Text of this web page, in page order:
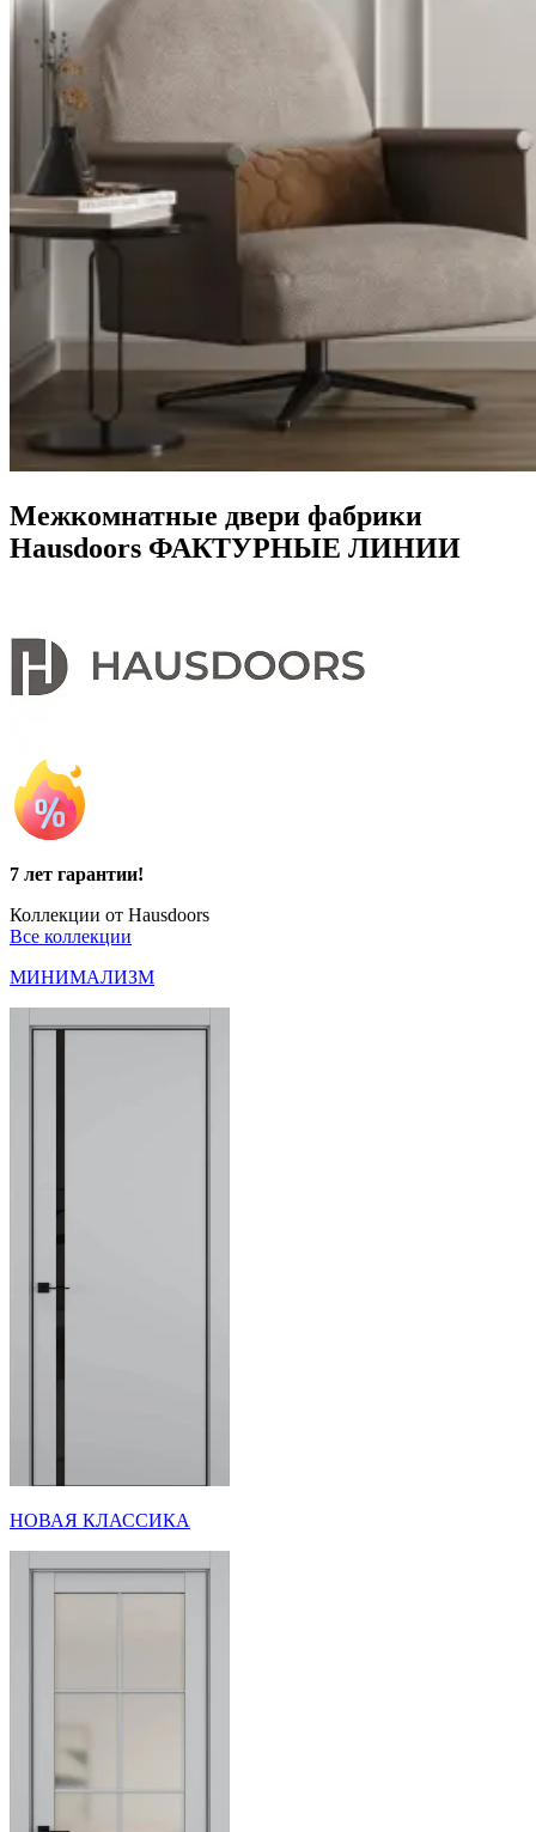
Межкомнатные двери фабрики
Hausdoors ФАКТУРНЫЕ ЛИНИИ
7 лет гарантии!
Коллекции от Hausdoors
Все коллекции
МИНИМАЛИЗМ
НОВАЯ КЛАССИКА